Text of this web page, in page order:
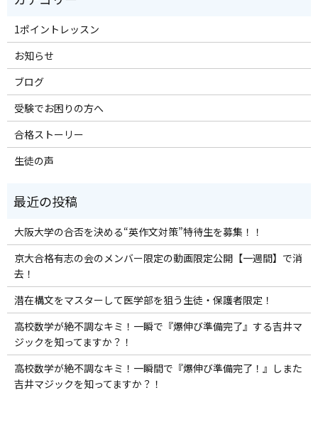
1ポイントレッスン
お知らせ
ブログ
受験でお困りの方へ
合格ストーリー
生徒の声
大阪大学の合否を決める“英作文対策”特待生を募集！！
京大合格有志の会のメンバー限定の動画限定公開【一週間】で消
去！
潜在構文をマスターして医学部を狙う生徒・保護者限定！
高校数学が絶不調なキミ！一瞬で『爆伸び準備完了』する吉井マ
ジックを知ってますか？！
高校数学が絶不調なキミ！一瞬間で『爆伸び準備完了！』しまた
吉井マジックを知ってますか？！